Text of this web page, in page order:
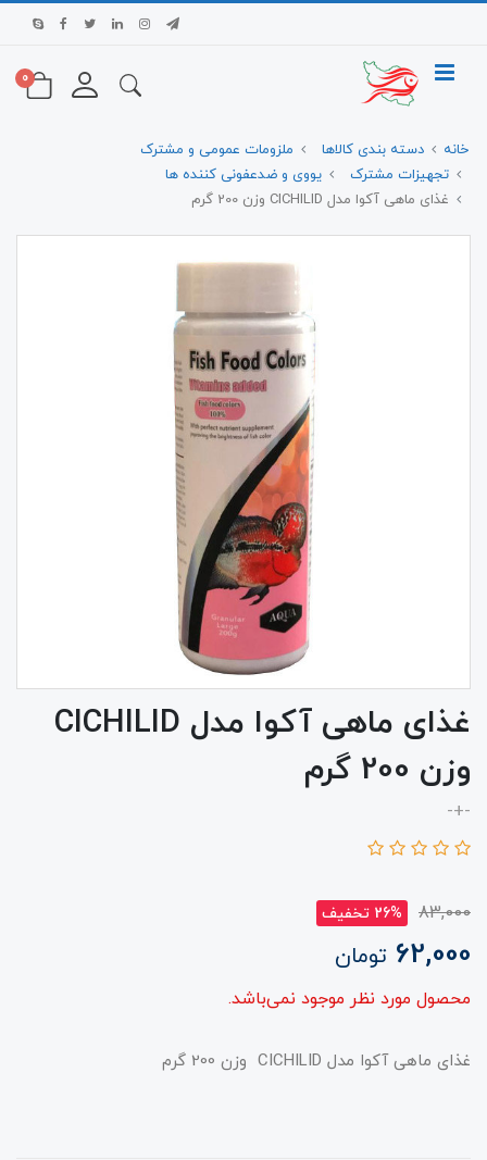
0
خانه دسته بندی کالاها
ملزومات عمومی و مشترک
تجهیزات مشترک
یووی و ضدعفونی کننده ها
غذای ماهی آکوا مدل CICHILID وزن 200 گرم
غذای ماهی آکوا مدل CICHILID
وزن 200 گرم
-+-
83,000 26% تخفیف
62,000 تومان
محصول مورد نظر موجود نمی‌باشد.
غذای ماهی آکوا مدل CICHILID وزن 200 گرم